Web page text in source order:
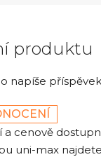
produktu
napíše
cenově
uni-max